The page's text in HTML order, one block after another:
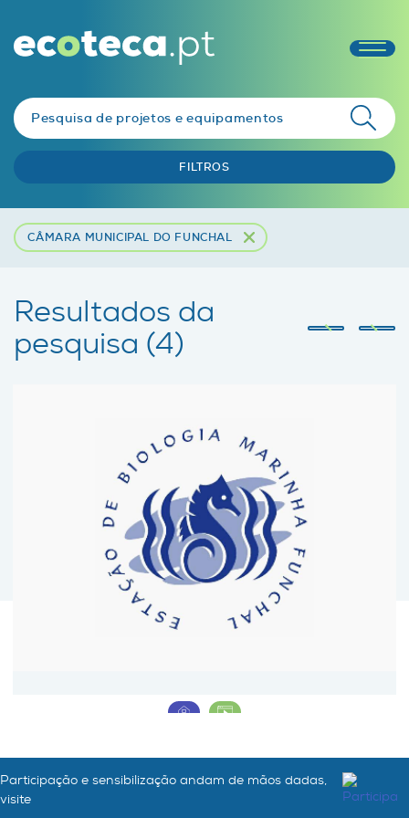
FILTROS
CÂMARA MUNICIPAL DO FUNCHAL
Resultados da
pesquisa (4)
Estação de Biologia Marinha do Funchal
Participação e sensibilização andam de mãos dadas,
visite